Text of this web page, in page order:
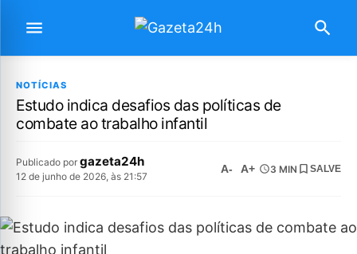
NOTÍCIAS
Estudo indica desafios das políticas de
combate ao trabalho infantil
Publicado por gazeta24h
12 de junho de 2026, às 21:57
A- A+ 3 MIN SALVE